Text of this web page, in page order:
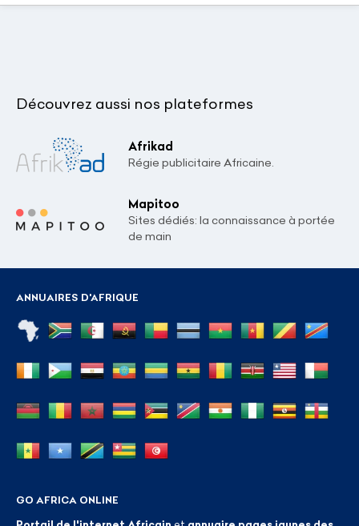
Découvrez aussi nos plateformes
Afrikad
Régie publicitaire Africaine.
Mapitoo
Sites dédiés: la connaissance à portée
de main
ANNUAIRES D'AFRIQUE
GO AFRICA ONLINE